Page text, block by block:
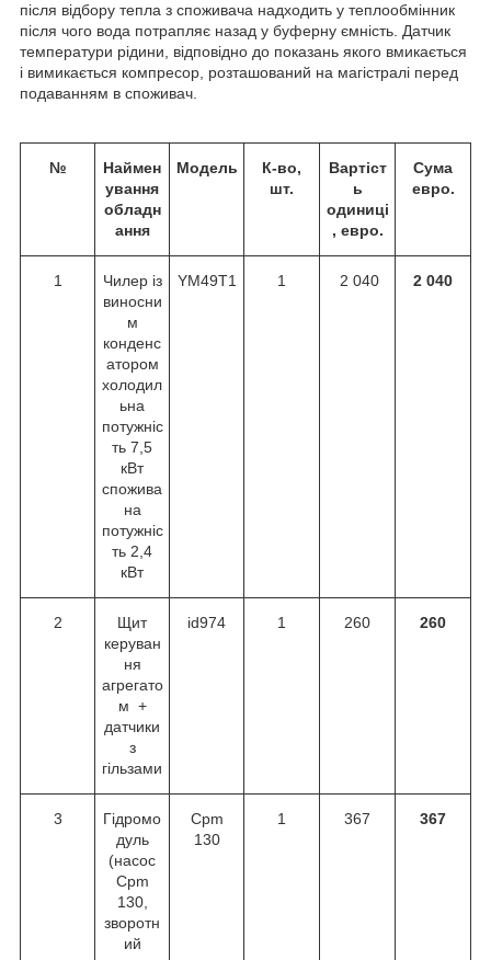
після відбору тепла з споживача надходить у теплообмінник
після чого вода потрапляє назад у буферну ємність. Датчик
температури рідини, відповідно до показань якого вмикається
і вимикається компресор, розташований на магістралі перед
подаванням в споживач.
№
Наймен
ування
обладн
ання
Модель
К-во,
шт.
Вартіст
ь
одиниці
, евро.
Сума
евро.
1
Чилер із
виносни
м
конденс
атором
холодил
ьна
потужніс
ть 7,5
кВт
спожива
на
потужніс
ть 2,4
кВт
YМ49T1 1 2 040 2 040
2
Щит
керуван
ня
агрегато
м +
датчики
з
гільзами
id974 1 260 260
3
Гідромо
дуль
(насос
Cpm
130,
зворотн
ий
Cpm
130
1 367 367